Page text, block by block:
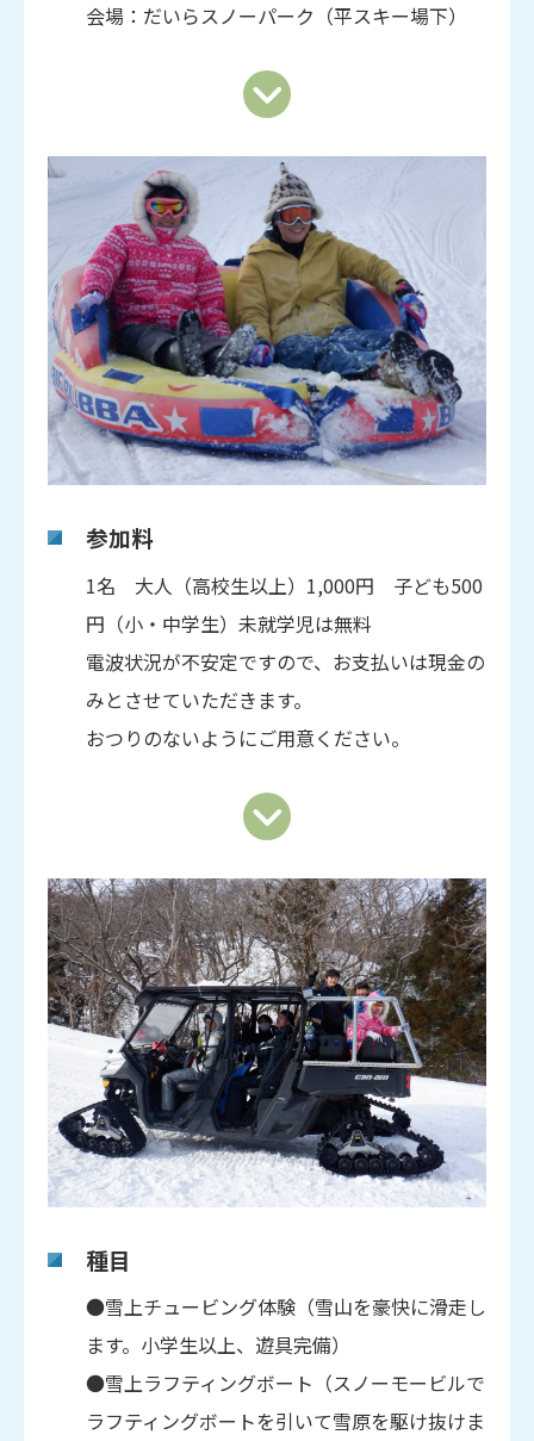
会場：だいらスノーパーク（平スキー場下）
参加料
1名 大人（高校生以上）1,000円 子ども500
円（小・中学生）未就学児は無料
電波状況が不安定ですので、お支払いは現金の
みとさせていただきます。
おつりのないようにご用意ください。
種目
●雪上チュービング体験（雪山を豪快に滑走し
ます。小学生以上、遊具完備）
●雪上ラフティングボート（スノーモービルで
ラフティングボートを引いて雪原を駆け抜けま